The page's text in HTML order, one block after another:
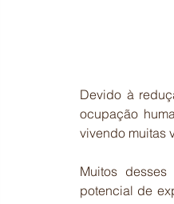
Devido à
ocupação
vivendo muitas
Muitos
potencial de